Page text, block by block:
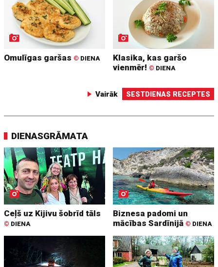
Omulīgas garšas © DIENA
Klasika, kas garšo
vienmēr! © DIENA
Vairāk SESTDIENAS RECEPTES
DIENASGRĀMATA
Ceļš uz Kijivu šobrīd tāls
© DIENA
Biznesa padomi un
mācības Sardīnijā © DIENA